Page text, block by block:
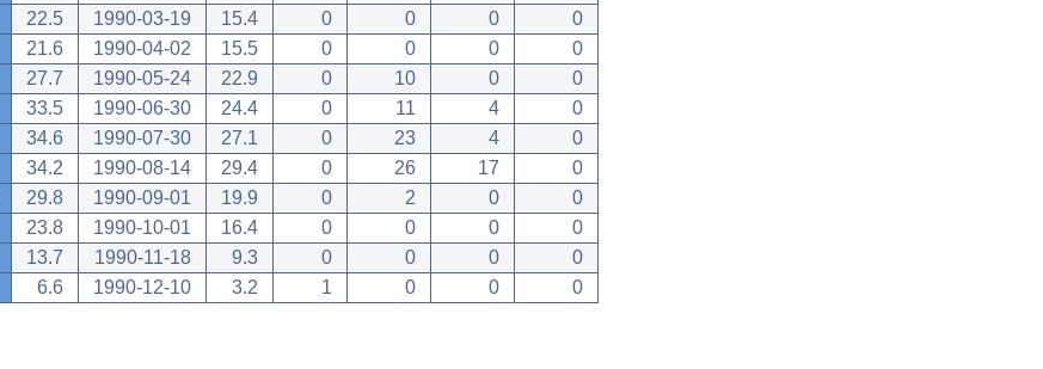
22.5 1990-03-19 15.4 0 0 0
0
21.6 1990-04-02 15.5 0 0 0
0
27.7 1990-05-24 22.9 0 10 0
0
33.5 1990-06-30 24.4 0 11 4
0
34.6 1990-07-30 27.1 0 23 4
0
34.2 1990-08-14 29.4 0 26 17
0
29.8 1990-09-01 19.9 0 2 0
0
23.8 1990-10-01 16.4 0 0 0
0
13.7 1990-11-18 9.3 0 0 0
0
6.6 1990-12-10 3.2 1 0 0 0